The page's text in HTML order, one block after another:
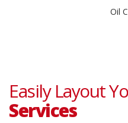
Oil
Easily Layout
Services